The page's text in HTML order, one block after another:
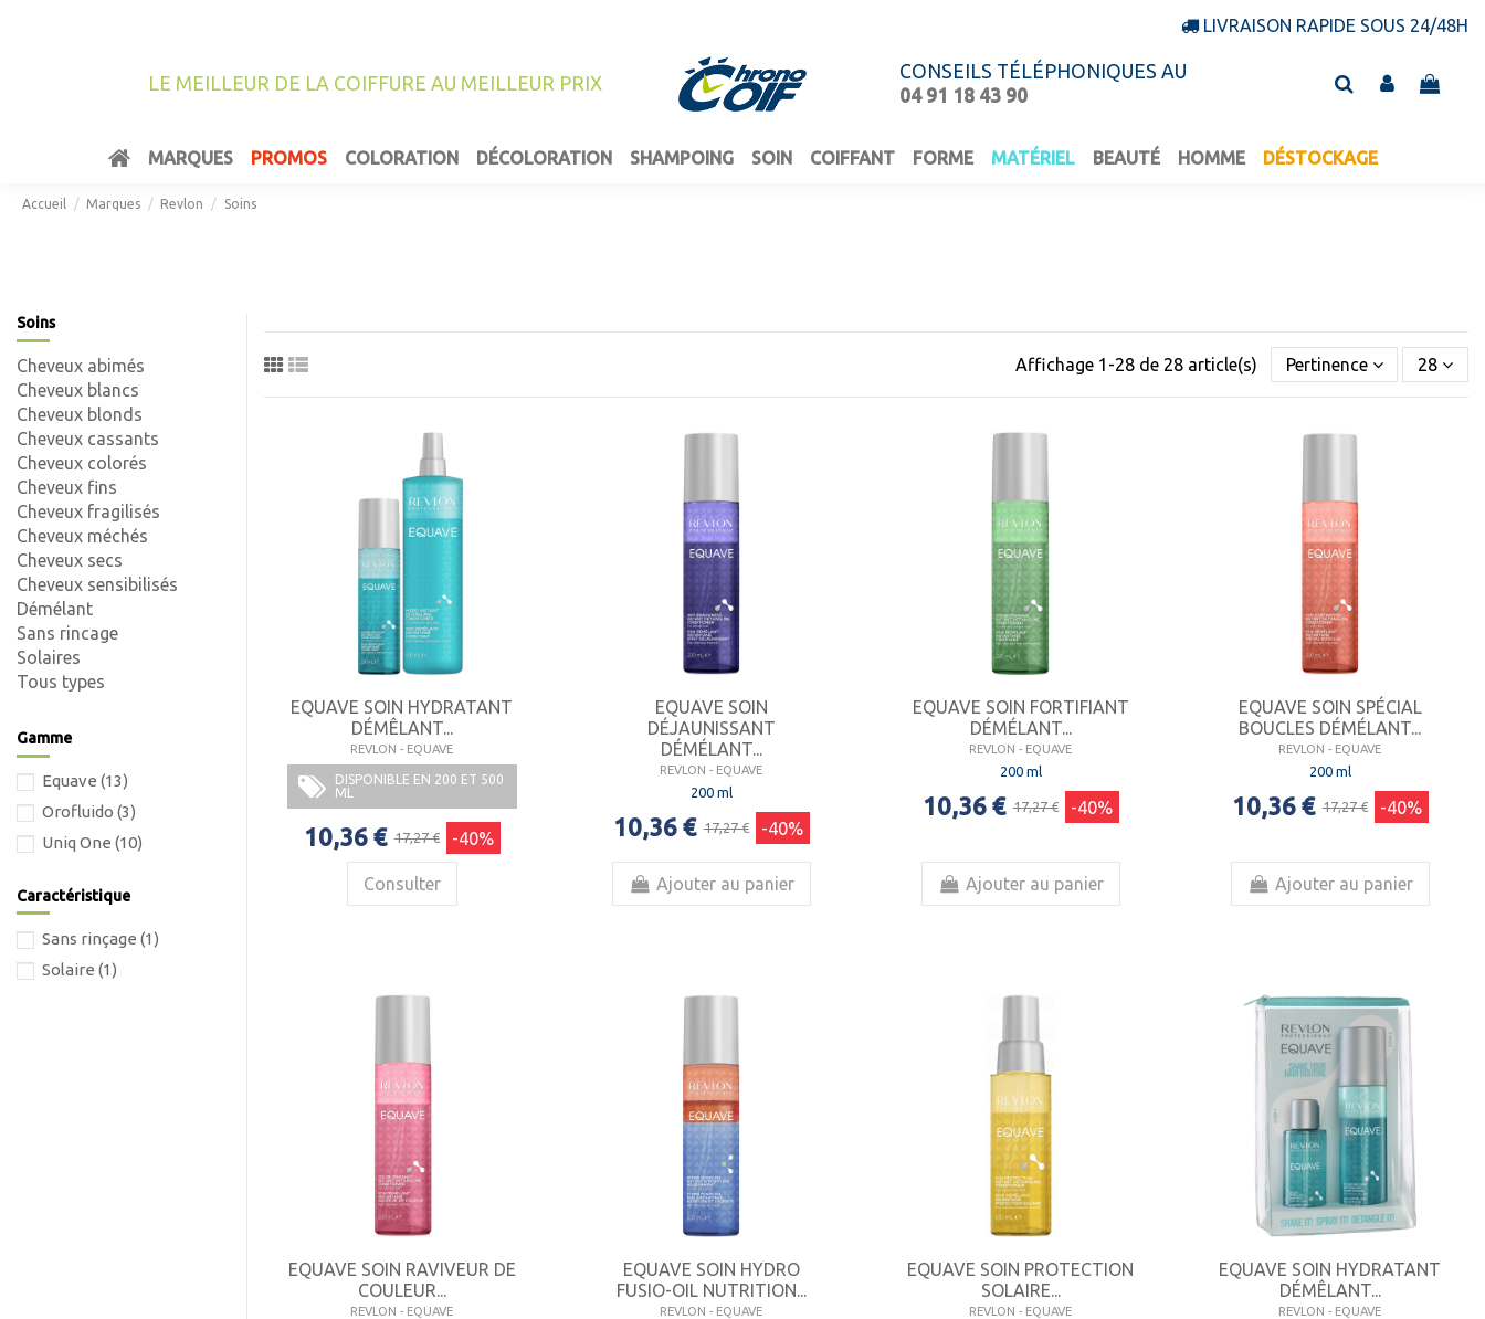
LIVRAISON RAPIDE SOUS 24/48H
LE MEILLEUR DE LA COIFFURE AU MEILLEUR PRIX
CONSEILS TÉLÉPHONIQUES AU
04 91 18 43 90
MARQUES PROMOS COLORATION DÉCOLORATION SHAMPOING SOIN COIFFANT FORME MATÉRIEL BEAUTÉ HOMME DÉSTOCKAGE
Accueil Marques Revlon Soins
Affichage 1-28 de 28 article(s) Pertinence 28
EQUAVE SOIN HYDRATANT
DÉMÊLANT...
REVLON - EQUAVE
DISPONIBLE EN 200 ET 500
ML
10,36 € 17,27 € -40%
Consulter
EQUAVE SOIN
DÉJAUNISSANT
DÉMÉLANT...
REVLON - EQUAVE
200 ml
10,36 € 17,27 € -40%
Ajouter au panier
EQUAVE SOIN FORTIFIANT
DÉMÉLANT...
REVLON - EQUAVE
200 ml
10,36 € 17,27 € -40%
Ajouter au panier
EQUAVE SOIN SPÉCIAL
BOUCLES DÉMÉLANT...
REVLON - EQUAVE
200 ml
10,36 € 17,27 € -40%
Ajouter au panier
EQUAVE SOIN RAVIVEUR DE
COULEUR...
REVLON - EQUAVE
EQUAVE SOIN HYDRO
FUSIO-OIL NUTRITION...
REVLON - EQUAVE
EQUAVE SOIN PROTECTION
SOLAIRE...
REVLON - EQUAVE
EQUAVE SOIN HYDRATANT
DÉMÊLANT...
REVLON - EQUAVE
Soins
Cheveux abimés
Cheveux blancs
Cheveux blonds
Cheveux cassants
Cheveux colorés
Cheveux fins
Cheveux fragilisés
Cheveux méchés
Cheveux secs
Cheveux sensibilisés
Démélant
Sans rincage
Solaires
Tous types
Gamme
Equave (13)
Orofluido (3)
Uniq One (10)
Caractéristique
Sans rinçage (1)
Solaire (1)